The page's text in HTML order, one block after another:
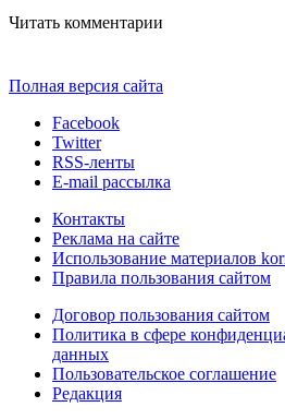
Читать комментарии
Полная версия сайта
Facebook
Twitter
RSS-ленты
E-mail рассылка
Контакты
Реклама на сайте
Использование материалов
Правила пользования сайтом
Договор пользования сайтом
Политика в сфере
данных
Пользовательское соглашение
Редакция